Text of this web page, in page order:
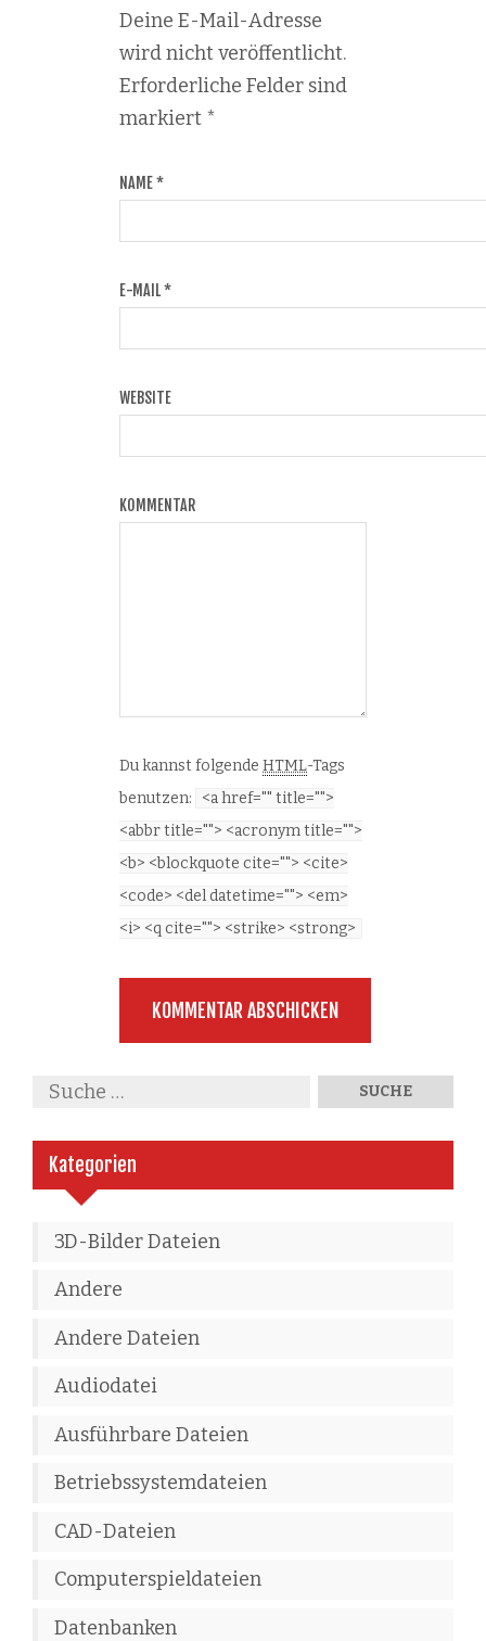
Deine E-Mail-Adresse
wird nicht veröffentlicht.
Erforderliche Felder sind
markiert *
NAME*
E-MAIL*
WEBSITE
KOMMENTAR
Du kannst folgende HTML-Tags
benutzen:
<a href="" title="">
<abbr title=""> <acronym title="">
<b> <blockquote cite=""> <cite>
<code> <del datetime=""> <em>
<i> <q cite=""> <strike> <strong>
Kategorien
3D-Bilder Dateien
Andere
Andere Dateien
Audiodatei
Ausführbare Dateien
Betriebssystemdateien
CAD-Dateien
Computerspieldateien
Datenbanken